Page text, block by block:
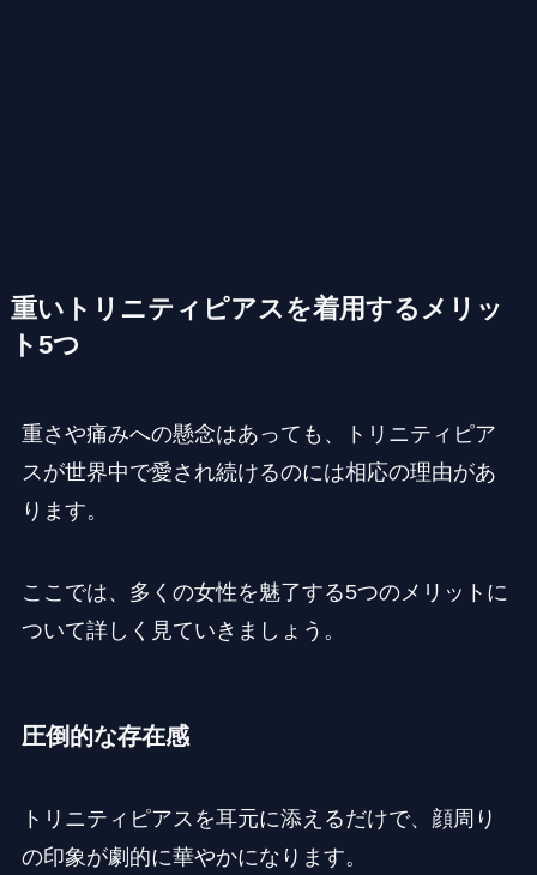
重いトリニティピアスを着用するメリッ
ト5つ
重さや痛みへの懸念はあっても、トリニティピア
スが世界中で愛され続けるのには相応の理由があ
ります。
ここでは、多くの女性を魅了する5つのメリットに
ついて詳しく見ていきましょう。
圧倒的な存在感
トリニティピアスを耳元に添えるだけで、顔周り
の印象が劇的に華やかになります。